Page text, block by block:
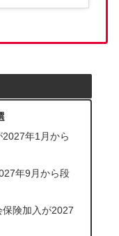
年1月から
年9月から段
険加入が2027